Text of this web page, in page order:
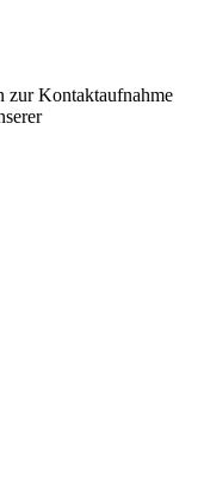
zur Kontaktaufnahme